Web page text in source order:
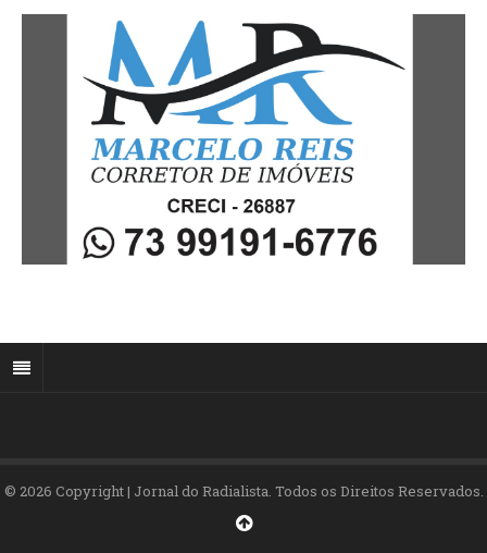
© 2026 Copyright | Jornal do Radialista. Todos os Direitos Reservados.